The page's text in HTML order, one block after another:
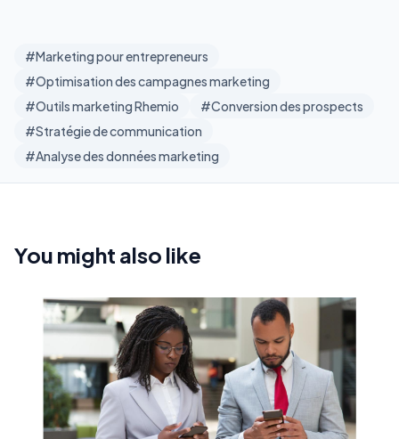
#Marketing pour entrepreneurs
#Optimisation des campagnes marketing
#Outils marketing Rhemio
#Conversion des prospects
#Stratégie de communication
#Analyse des données marketing
You might also like